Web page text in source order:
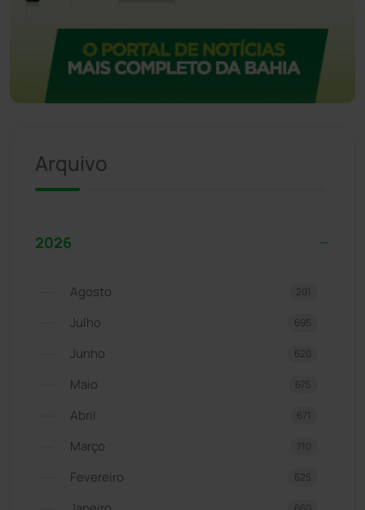
Arquivo
2026
Agosto 201
Julho 695
Junho 620
Maio 675
Abril 671
Março 710
Fevereiro 625